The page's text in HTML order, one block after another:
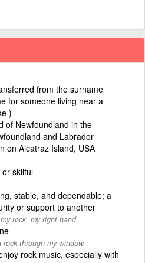
from the surname
for someone living near a
)
of Newfoundland in the
and Labrador
on Alcatraz Island, USA
skilful
stable, and dependable; a
or support to another
rock, my right hand.
through my window.
rock music, especially with